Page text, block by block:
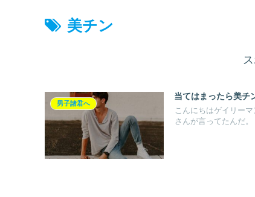
美チン
男子諸君へ
当てはまったら美チ
こんにちはゲイリー
さんが言ってたんだ